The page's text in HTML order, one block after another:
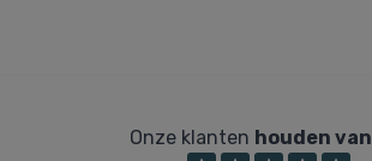
Onze klanten houden van